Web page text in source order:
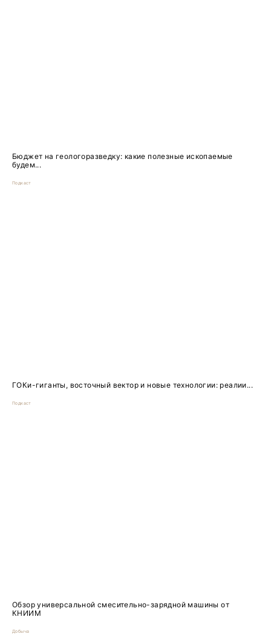
Бюджет на геологоразведку: какие полезные ископаемые
будем...
Подкаст
ГОКи-гиганты, восточный вектор и новые технологии: реалии...
Подкаст
Обзор универсальной смесительно-зарядной машины от
КНИИМ
Добыча